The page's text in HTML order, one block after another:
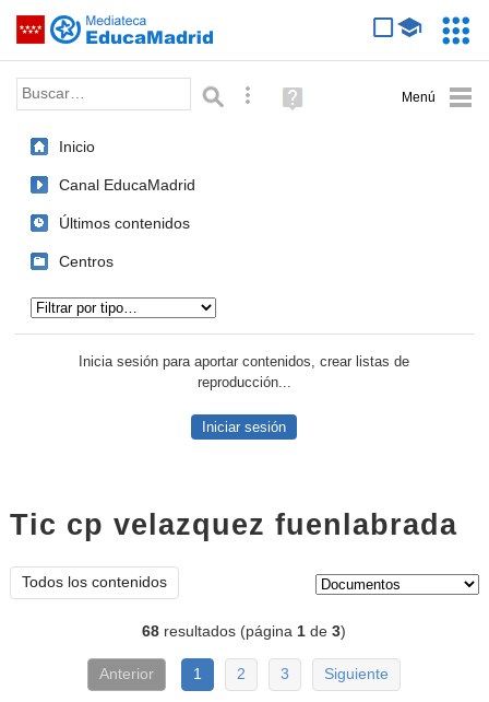
Saltar navegación
Palabra o frase: Búsqueda avanzada
Ayuda
(en
Inicio
Canal EducaMadrid
Últimos contenidos
Centros
Inicia sesión para aportar contenidos, crear listas de
reproducción...
Iniciar sesión
Tic cp velazquez fuenlabrada
Todos los contenidos
68 resultados (página1 de3)
Anterior 1 2 3 Siguiente